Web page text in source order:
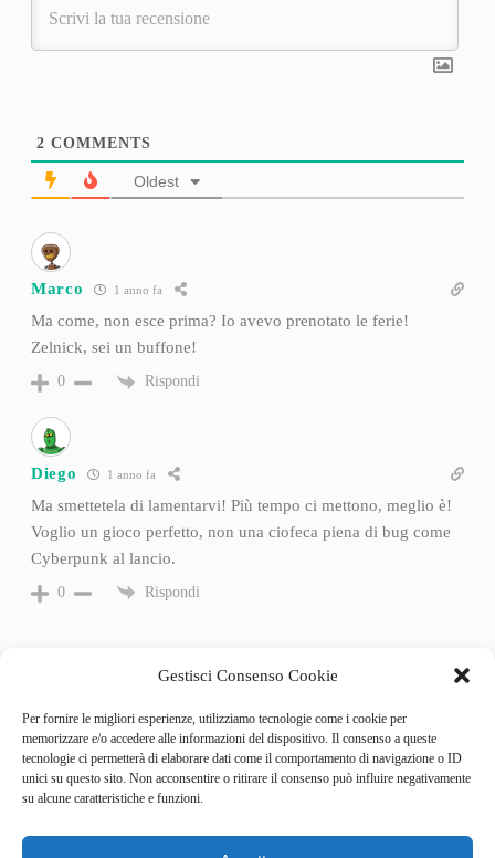
Gestisci Consenso Cookie
Per fornire le migliori esperienze, utilizziamo tecnologie come i cookie per
memorizzare e/o accedere alle informazioni del dispositivo. Il consenso a queste
tecnologie ci permetterà di elaborare dati come il comportamento di navigazione o ID
unici su questo sito. Non acconsentire o ritirare il consenso può influire negativamente
su alcune caratteristiche e funzioni.
2 COMMENTS
Oldest
Marco 1 anno fa
Ma come, non esce prima? Io avevo prenotato le ferie!
Zelnick, sei un buffone!
0 Rispondi
Diego 1 anno fa
Ma smettetela di lamentarvi! Più tempo ci mettono, meglio è!
Voglio un gioco perfetto, non una ciofeca piena di bug come
Cyberpunk al lancio.
0 Rispondi